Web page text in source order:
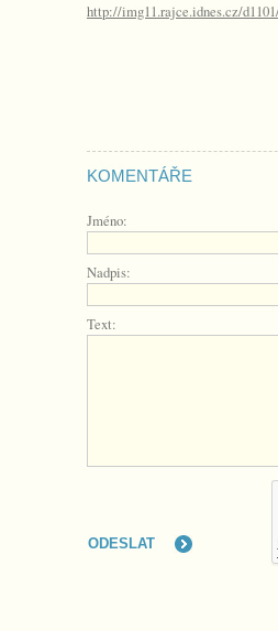
http://img11.rajce.idnes.cz/d1101/
KOMENTÁŘE
Jméno:
Nadpis:
Text: